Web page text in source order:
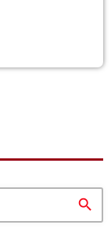
search